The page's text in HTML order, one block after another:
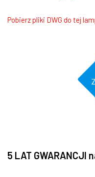
Pobierz pliki DWG do tej
5 LAT GWARANCJI